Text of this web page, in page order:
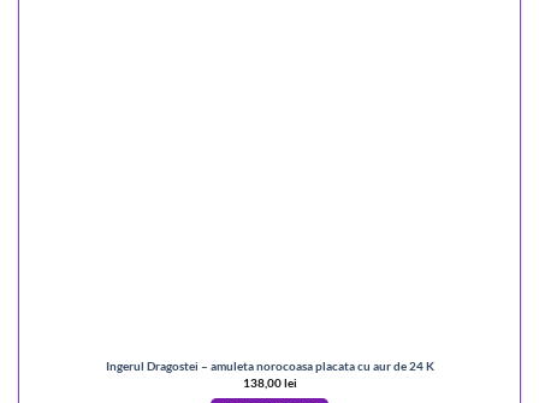
Ingerul Dragostei – amuleta norocoasa placata cu aur de 24 K
138,00lei